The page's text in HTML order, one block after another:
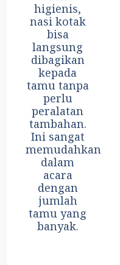
higienis,
nasi kotak
bisa
langsung
dibagikan
kepada
tamu tanpa
perlu
peralatan
tambahan.
Ini sangat
memudahkan
dalam
acara
dengan
jumlah
tamu yang
banyak.